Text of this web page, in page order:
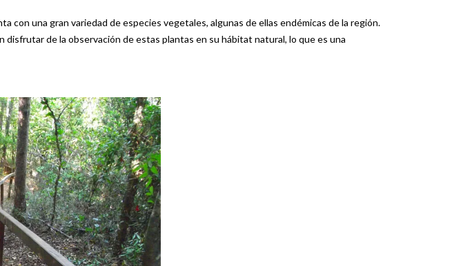
con una gran variedad de especies vegetales, algunas de ellas endémicas de la región.
de la observación de estas plantas en su hábitat natural, lo que es una